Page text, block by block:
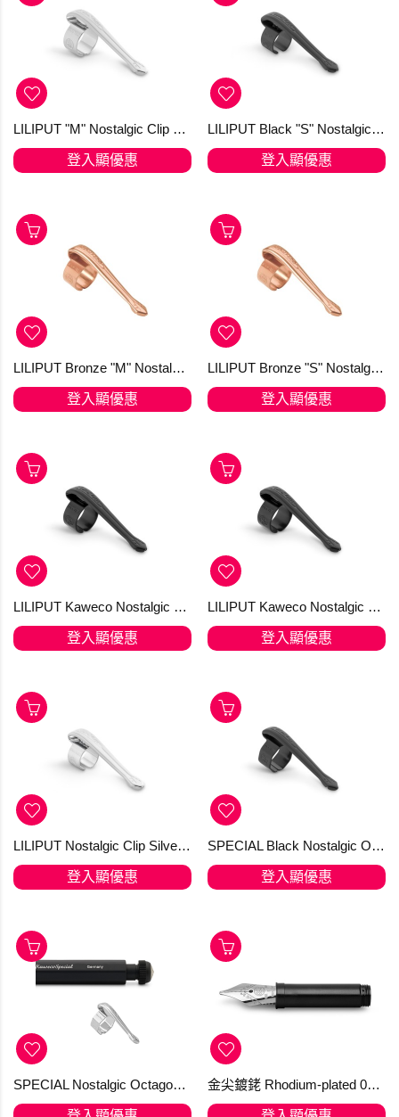
LILIPUT "M" Nostalgic Clip Silver Fountain Pen and Ball Pen with Cap
登入顯優惠
LILIPUT Black "S" Nostalgic Clip for the Ball Pen
登入顯優惠
LILIPUT Bronze "M" Nostalgic Clip for Fountain Pen and Ball Pen with Cap
登入顯優惠
LILIPUT Bronze "S" Nostalgic Clip for the Ball Pen
登入顯優惠
LILIPUT Kaweco Nostalgic Clip Black "M" Fountain Pen and Ball Pen with Cap
登入顯優惠
LILIPUT Kaweco Nostalgic Clip Black "M" Fountain Pen and Ball Pen with Cap
登入顯優惠
LILIPUT Nostalgic Clip Silver "S" for the Ball Pen
登入顯優惠
SPECIAL Black Nostalgic Octagonal Clip
登入顯優惠
SPECIAL Nostalgic Octagonal Clip Chrome 古典銀色筆夾 金尖鍍銠 Rhodium-plated 060 Kaweco 14 Kt. Gold (訂購)